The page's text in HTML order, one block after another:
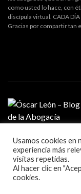
como usted lo hace, con
discípula virtual. CADA
Gracias por compartir tan
MI PROFESIÓN
GESTIÓN DE
LITIGACIÓN Y
MARKETING Y
Usamos cookies en
experiencia más
visitas repetidas.
Al hacer clic en
cookies.